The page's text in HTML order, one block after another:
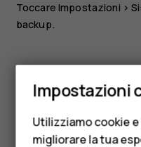
Cellulari
Telefoni
ToccareImpostazioni >
backup.
Ti è stato d'aiuto?
Impostazioni
Utilizziamo cookie
migliorare la tua